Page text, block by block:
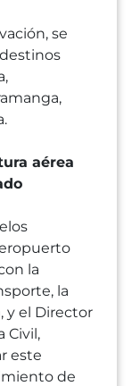
se
aérea
la
la
y el Director
Civil,
este
de